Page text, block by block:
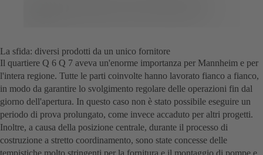
La sfida: diversi prodotti da un unico fornitore
Il quartiere Q 6 Q 7 aveva un'enorme importanza per Mannheim e per
l'intera regione. Tutte le parti coinvolte hanno lavorato fianco a fianco,
in modo da garantire lo svolgimento regolare delle operazioni fin dal
giorno dell'apertura. In questo caso non è stato possibile eseguire un
periodo di prova prolungato, come invece accaduto per altri progetti.
Inoltre, a causa della posizione centrale, durante il processo di
costruzione a stretto coordinamento, sono state concesse delle